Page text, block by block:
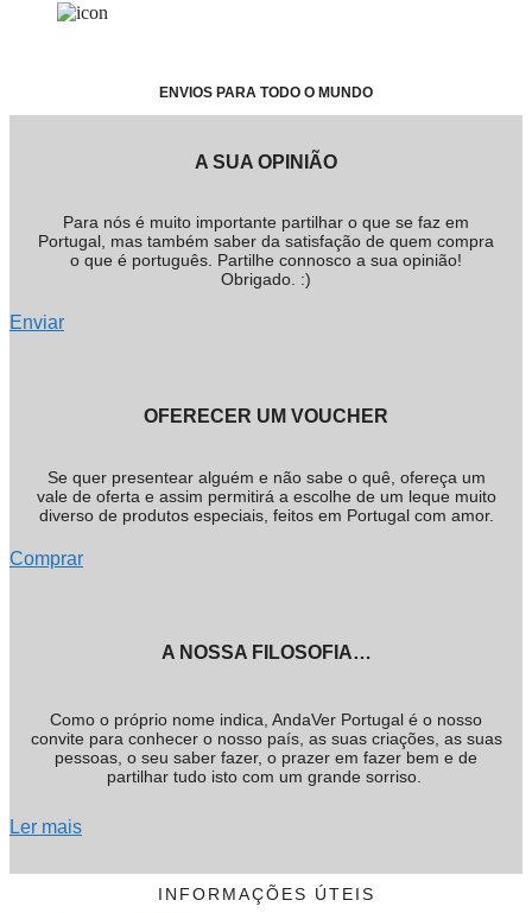
ENVIOS PARA TODO O MUNDO
A SUA OPINIÃO
Para nós é muito importante partilhar o que se faz em
Portugal, mas também saber da satisfação de quem compra
o que é português. Partilhe connosco a sua opinião!
Obrigado. :)
Enviar
OFERECER UM VOUCHER
Se quer presentear alguém e não sabe o quê, ofereça um
vale de oferta e assim permitirá a escolhe de um leque muito
diverso de produtos especiais, feitos em Portugal com amor.
Comprar
A NOSSA FILOSOFIA…
Como o próprio nome indica, AndaVer Portugal é o nosso
convite para conhecer o nosso país, as suas criações, as suas
pessoas, o seu saber fazer, o prazer em fazer bem e de
partilhar tudo isto com um grande sorriso.
Ler mais
INFORMAÇÕES ÚTEIS